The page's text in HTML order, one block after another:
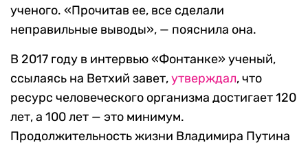
ученого. «Прочитав ее, все сделали
неправильные выводы», — пояснила она.
В 2017 году в интервью «Фонтанке» ученый,
ссылаясь на Ветхий завет,утверждал, что
ресурс человеческого организма достигает 120
лет, а 100 лет — это минимум.
Продолжительность жизни Владимира Путина